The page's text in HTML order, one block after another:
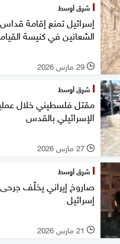
شرق أوسط
إسرائيل تمنع إقامة
الشعانين في كنيسة
l 29 مارس 2026
شرق أوسط
مقتل فلسطيني خلال
الإسرائيلي بالقدس
l 27 مارس 2026
شرق أوسط
صاروخ إيراني يخلّف
إسرائيل
l 21 مارس 2026